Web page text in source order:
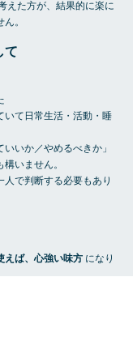
えた方が、結果的に楽に
。
て
いて日常生活・活動・睡
いか／やめるべきか」
いません。
で判断する必要もあり
えば、心強い味方 になり